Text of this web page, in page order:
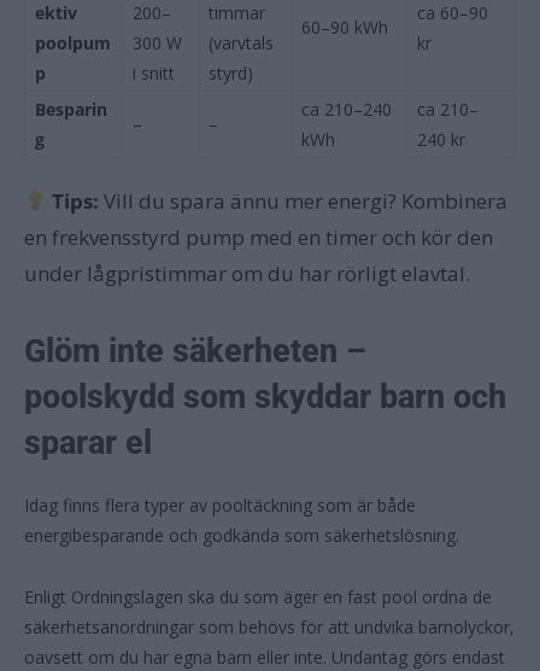
ektiv
poolpum
p
200–
300 W
i snitt
timmar
(varvtals
styrd)
60–90 kWh
ca 60–90
kr
Besparin
g
– –
ca 210–240
kWh
ca 210–
240 kr
Tips: Vill du spara ännu mer energi? Kombinera
en frekvensstyrd pump med en timer och kör den
under lågpristimmar om du har rörligt elavtal.
Glöm inte säkerheten –
poolskydd som skyddar barn och
sparar el
Idag finns flera typer av pooltäckning som är både
energibesparande och godkända som säkerhetslösning.
Enligt Ordningslagen ska du som äger en fast pool ordna de
säkerhetsanordningar som behövs för att undvika barnolyckor,
oavsett om du har egna barn eller inte. Undantag görs endast